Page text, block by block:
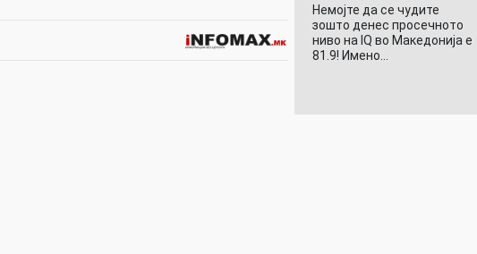
Немојте да се чудите
зошто денес просечното
ниво на IQ во Македонија е
81.9! Имено…